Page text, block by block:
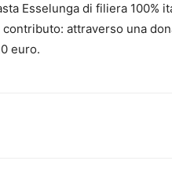
Esselunga di filiera 100%
attraverso una
euro.